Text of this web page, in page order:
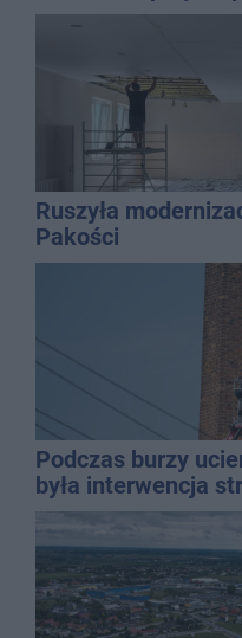
Ruszyła
Pakości
Podczas burzy
była interwencja